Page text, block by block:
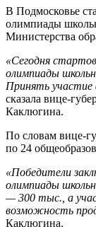
В Подмосковье
олимпиады
Министерства
«Сегодня
олимпиады
Принять
сказала вице-
Каклюгина.
По словам вице-
по 24
«Победители
олимпиады
— 300 тыс., а
возможность
Каклюгина.